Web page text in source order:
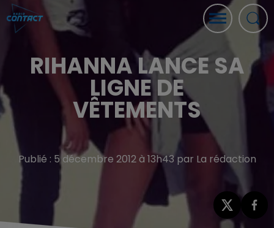
RIHANNA LANCE SA
LIGNE DE
VÊTEMENTS
Publié : 5 décembre 2012 à 13h43 par La rédaction